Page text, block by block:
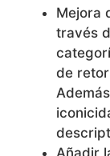
Mejora
través
de
Añadir